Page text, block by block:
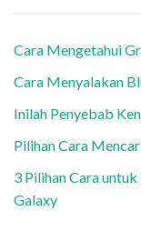
Cara Mengetahui
Cara Menyalakan
Inilah Penyebab
Pilihan Cara
3 Pilihan Cara
Galaxy